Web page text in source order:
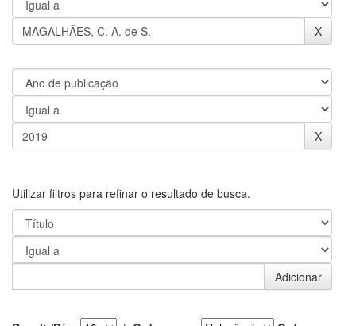
Utilizar filtros para refinar o resultado de busca.